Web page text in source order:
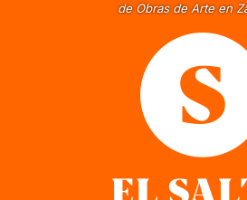
de Obras de Arte en